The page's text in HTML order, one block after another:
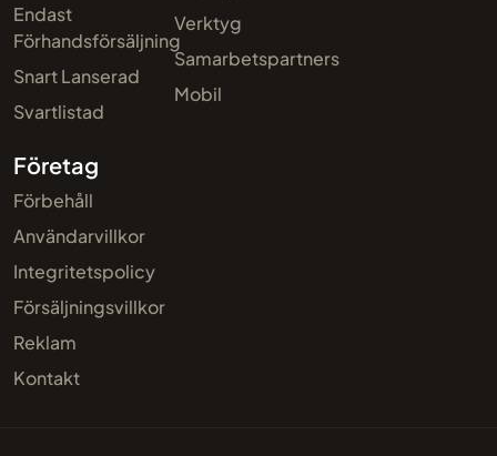
Endast
Förhandsförsäljning
Snart Lanserad
Svartlistad
Verktyg
Samarbetspartners
Mobil
Företag
Förbehåll
Användarvillkor
Integritetspolicy
Försäljningsvillkor
Reklam
Kontakt